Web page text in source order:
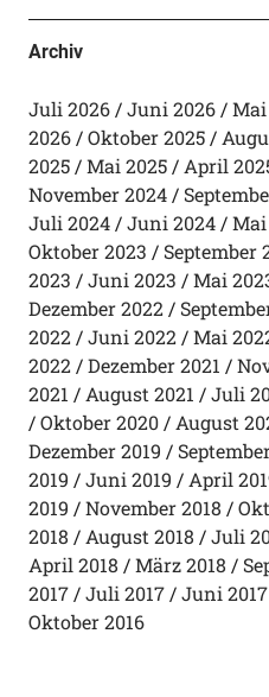
Archiv
Juli 2026 Juni 2026 Mai
2026
Oktober 2025
2025
Mai 2025 April
November 2024
Juli 2024
Juni 2024 Mai
Oktober 2023
September
2023
Juni 2023 Mai
Dezember 2022
2022
Juni 2022 Mai
2022
Dezember 2021
2021
August 2021 Juli
Oktober 2020
August
Dezember 2019
2019
Juni 2019 April
2019
November 2018
2018
August 2018 Juli
April 2018
März 2018
2017
Juli 2017 Juni 2017
Oktober 2016